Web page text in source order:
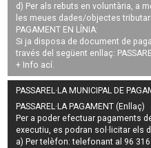
d) Per als rebuts en voluntària, a
les meues dades/objectes
PAGAMENT EN LÍNIA:
Si ja disposa de document de
través del següent enllaç:
+ Info ací.
PASSAREL·LA MUNICIPAL DE
PASSAREL·LA PAGAMENT (Enllaç)
Per a poder efectuar pagaments
executiu, es podran sol·licitar els
a) Per telèfon: telefonant al 96 316